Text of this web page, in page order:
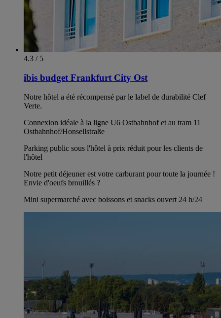
4.3 / 5
ibis budget Frankfurt City Ost
Notre hôtel a été récompensé par le label de durabilité Clef
Verte.
Connexion idéale à la ligne U6 Ostbahnhof et au tram 11
Ostbahnhof/Honsellstraße
Parking public sous l'hôtel à prix réduit pour les clients de
l'hôtel
Notre petit déjeuner est votre carburant pour toute la journée !
Envie d'oeufs brouillés ?
Mini supermarché avec boissons et snacks ouvert 24 h/24